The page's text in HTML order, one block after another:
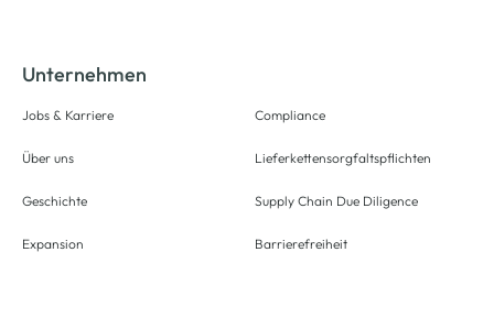
Unternehmen
Jobs & Karriere
Über uns
Geschichte
Expansion
Compliance
Lieferkettensorgfaltspflichten
Supply Chain Due Diligence
Barrierefreiheit